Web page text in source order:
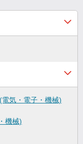
気・電子・機械)
機械)